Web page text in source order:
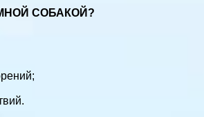
СОБАКОЙ?